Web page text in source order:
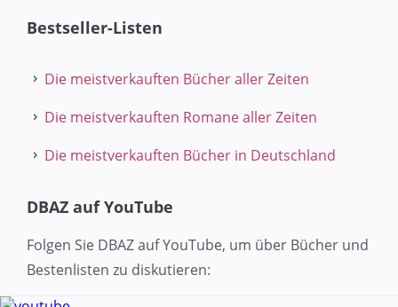
Bestseller-Listen
Die meistverkauften Bücher aller Zeiten
Die meistverkauften Romane aller Zeiten
Die meistverkauften Bücher in Deutschland
DBAZ auf YouTube
Folgen Sie DBAZ auf YouTube, um über Bücher und
Bestenlisten zu diskutieren: